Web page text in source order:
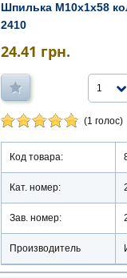
Шпилька М10х1х58
2410
24.41 грн.
1
(1 голос)
Код товара:
Кат. номер:
Зав. номер:
Производитель